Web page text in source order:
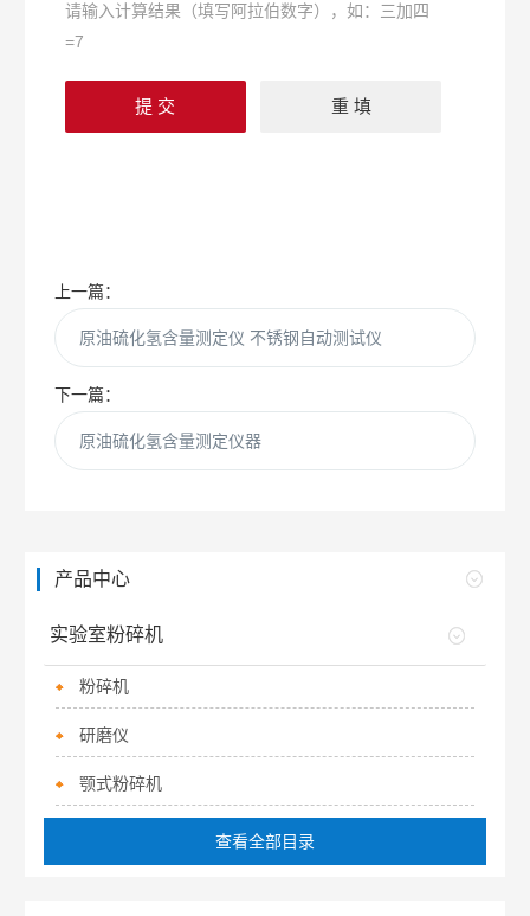
请输入计算结果（填写阿拉伯数字），如：三加四
=7
上一篇：
原油硫化氢含量测定仪 不锈钢自动测试仪
下一篇：
原油硫化氢含量测定仪器
产品中心
实验室粉碎机
粉碎机
研磨仪
颚式粉碎机
查看全部目录